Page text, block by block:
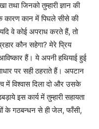
तथा जिनको तुम्हारी ज्ञान की
कारण कान में पिघले सीसे की
वे कोई अपराध करते हैं, तो
कौन सहेगा? मेरे प्रिय
हैं। ये अपनी हथियाई हुई
पर सही ठहराते हैं। अपटान
में विश्वास दिला दो और उसके
इस कार्य में तुम्हारी सहायता
के गठबन्धन से ही जेल, फाँसी,